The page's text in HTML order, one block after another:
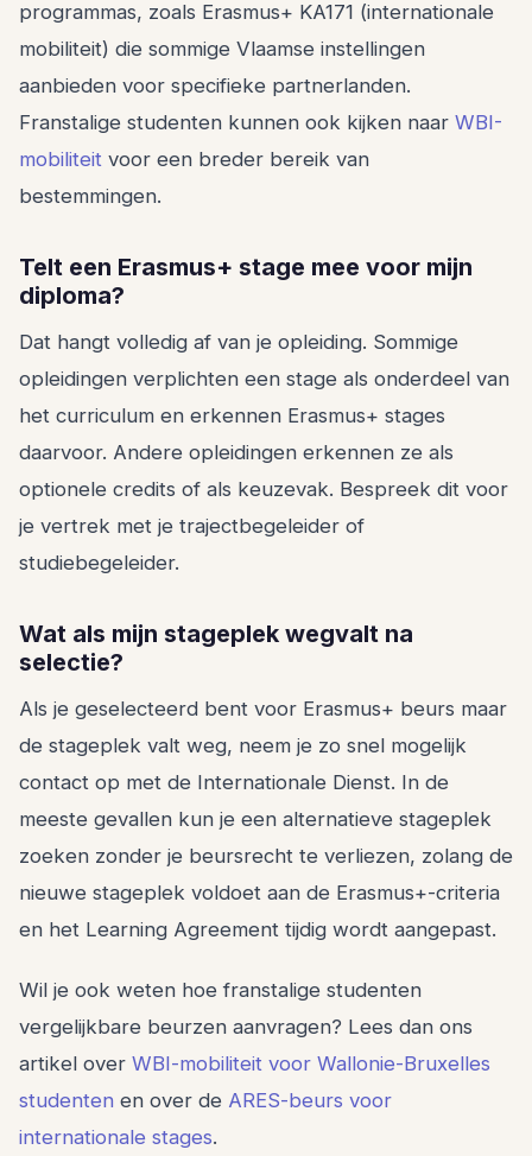
programmas, zoals Erasmus+ KA171 (internationale
mobiliteit) die sommige Vlaamse instellingen
aanbieden voor specifieke partnerlanden.
Franstalige studenten kunnen ook kijken naar WBI-
mobiliteit voor een breder bereik van
bestemmingen.
Telt een Erasmus+ stage mee voor mijn
diploma?
Dat hangt volledig af van je opleiding. Sommige
opleidingen verplichten een stage als onderdeel van
het curriculum en erkennen Erasmus+ stages
daarvoor. Andere opleidingen erkennen ze als
optionele credits of als keuzevak. Bespreek dit voor
je vertrek met je trajectbegeleider of
studiebegeleider.
Wat als mijn stageplek wegvalt na
selectie?
Als je geselecteerd bent voor Erasmus+ beurs maar
de stageplek valt weg, neem je zo snel mogelijk
contact op met de Internationale Dienst. In de
meeste gevallen kun je een alternatieve stageplek
zoeken zonder je beursrecht te verliezen, zolang de
nieuwe stageplek voldoet aan de Erasmus+-criteria
en het Learning Agreement tijdig wordt aangepast.
Wil je ook weten hoe franstalige studenten
vergelijkbare beurzen aanvragen? Lees dan ons
artikel over WBI-mobiliteit voor Wallonie-Bruxelles
studenten en over de ARES-beurs voor
internationale stages.